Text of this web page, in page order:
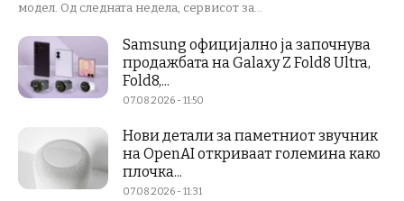
модел. Од следната недела, сервисот за...
Samsung официјално ја започнува
продажбата на Galaxy Z Fold8 Ultra,
Fold8,...
07.08.2026 - 11:50
Нови детали за паметниот звучник
на OpenAI откриваат големина како
плочка...
07.08.2026 - 11:31